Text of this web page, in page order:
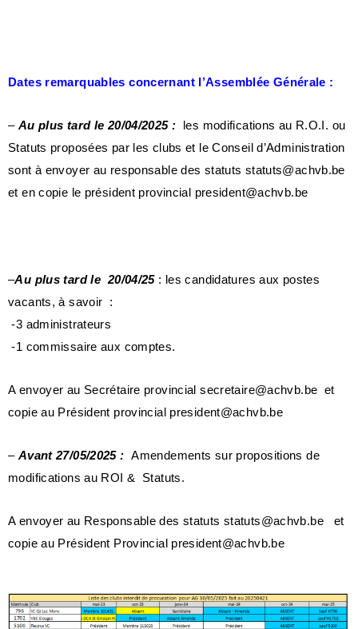
Dates remarquables concernant l’Assemblée Générale :
– Au plus tard le 20/04/2025 : les modifications au R.O.I. ou
Statuts proposées par les clubs et le Conseil d’Administration
sont à envoyer au responsable des statuts statuts@achvb.be
et en copie le président provincial president@achvb.be
–Au plus tard le 20/04/25 : les candidatures aux postes
vacants, à savoir :
-3 administrateurs
-1 commissaire aux comptes.
A envoyer au Secrétaire provincialsecretaire@achvb.be et
copie au Président provincial president@achvb.be
– Avant 27/05/2025 : Amendements sur propositions de
modifications au ROI & Statuts.
A envoyer au Responsable des statuts statuts@achvb.beet
copie au Président Provincial president@achvb.be